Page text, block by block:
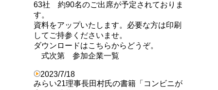
63社 約90名のご出席が予定されておりま
す。
資料をアップいたします。 必要な方は印刷
してご持参くださいませ。
ダウンロードはこちらからどうぞ。
式次第 参加企業一覧
2023/7/18
みらい21理事長田村氏の書籍「コンビニが